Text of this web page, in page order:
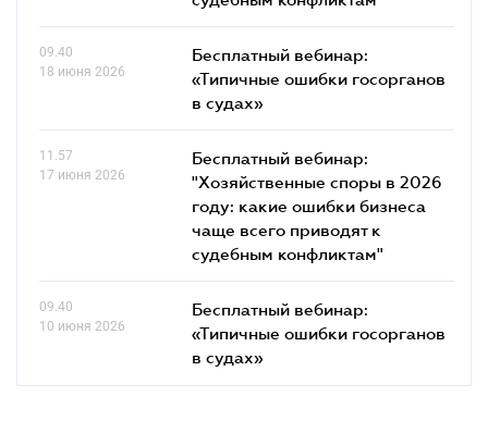
09.40
18 июня 2026
Бесплатный вебинар:
«Типичные ошибки госорганов
в судах»
11.57
17 июня 2026
Бесплатный вебинар:
"Хозяйственные споры в 2026
году: какие ошибки бизнеса
чаще всего приводят к
судебным конфликтам"
09.40
10 июня 2026
Бесплатный вебинар:
«Типичные ошибки госорганов
в судах»